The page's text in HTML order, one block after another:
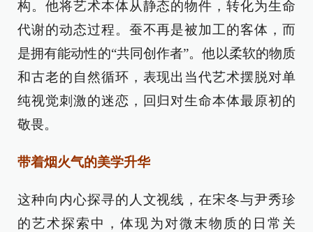
构。他将艺术本体从静态的物件，转化为生命
代谢的动态过程。蚕不再是被加工的客体，而
是拥有能动性的“共同创作者”。他以柔软的物质
和古老的自然循环，表现出当代艺术摆脱对单
纯视觉刺激的迷恋，回归对生命本体最原初的
敬畏。
带着烟火气的美学升华
这种向内心探寻的人文视线，在宋冬与尹秀珍
的艺术探索中，体现为对微末物质的日常关